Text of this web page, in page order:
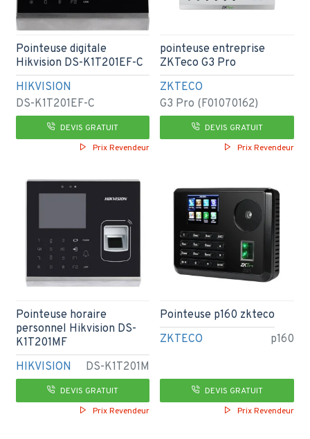
HIKVISION
DS-K1T201EF-C
Pointeuse digitale
Hikvision DS-K1T201EF-C
DEVIS GRATUIT
Prix Revendeur
ZKTECO
G3 Pro (F01070162)
pointeuse entreprise
ZKTeco G3 Pro
DEVIS GRATUIT
Prix Revendeur
HIKVISION DS-K1T201M
Pointeuse horaire
personnel Hikvision DS-
K1T201MF
DEVIS GRATUIT
Prix Revendeur
ZKTECO p160
Pointeuse p160 zkteco
DEVIS GRATUIT
Prix Revendeur